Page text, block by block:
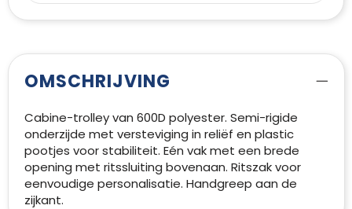
OMSCHRIJVING
Cabine-trolley van 600D polyester. Semi-rigide
onderzijde met versteviging in reliëf en plastic
pootjes voor stabiliteit. Eén vak met een brede
opening met ritssluiting bovenaan. Ritszak voor
eenvoudige personalisatie. Handgreep aan de
zijkant.